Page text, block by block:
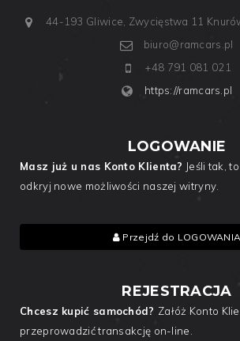
44-193 Gliwice, Zwycięstwa 11
biuro@ramcars.pl
+48 791 081 021
https://ramcars.pl
LOGOWANIE
Masz już u nas Konto Klienta? Jeśli tak,
odkryj nowe możliwości naszej witryny.
Przejdź do LOGOWANIA
REJESTRACJA
Chcesz kupić samochód? Załóż Konto
przeprowadzić transakcję on-line.